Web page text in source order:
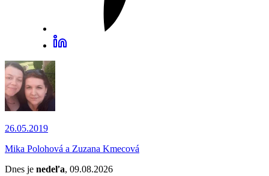
26.05.2019
Mika Polohová a Zuzana Kmecová
Dnes je nedeľa, 09.08.2026